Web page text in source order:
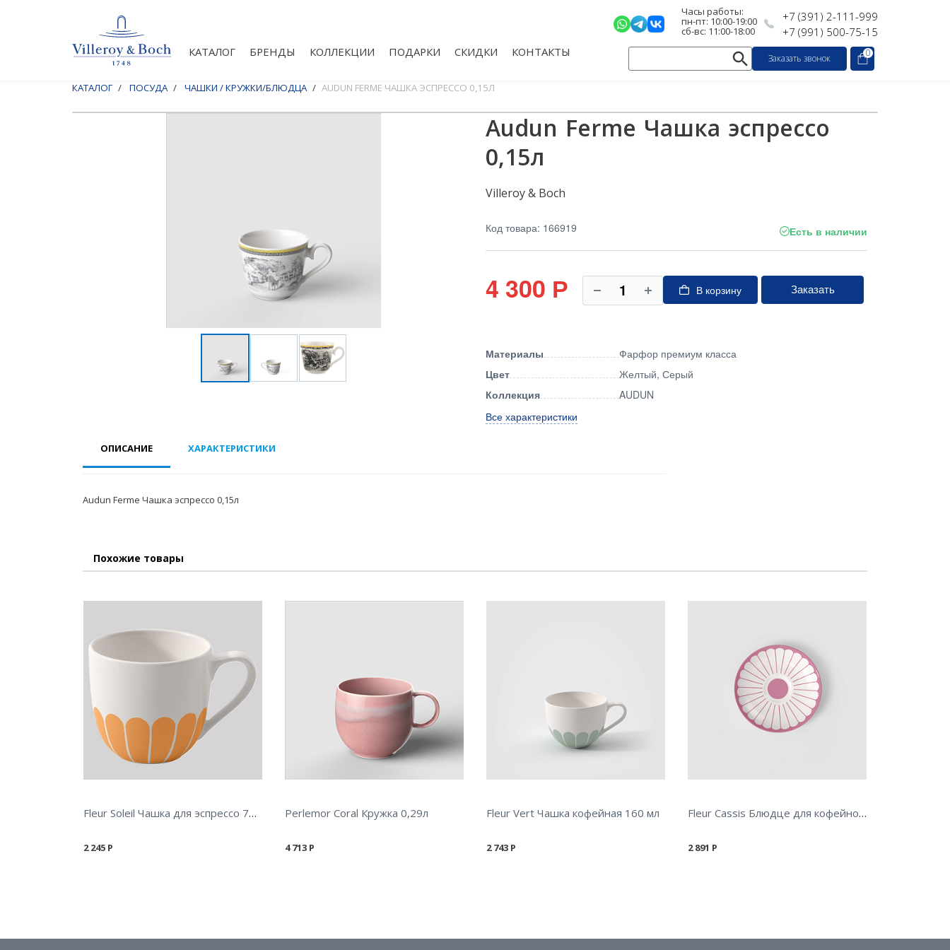
КАТАЛОГ БРЕНДЫ КОЛЛЕКЦИИ ПОДАРКИ СКИДКИ КОНТАКТЫ
Часы работы:
пн-пт: 10:00-19:00
сб-вс: 11:00-18:00
+7 (391) 2-111-999
+7 (991) 500-75-15
Заказать звонок 0
КАТАЛОГ ПОСУДА ЧАШКИ / КРУЖКИ/БЛЮДЦА AUDUN FERME ЧАШКА ЭСПРЕССО 0,15Л
Audun Ferme Чашка эспрессо
0,15л
Villeroy & Boch
Код товара: 166919 Есть в наличии
4 300 Р В корзину Заказать
Материалы
Фарфор премиум класса
Цвет
Желтый, Серый
Коллекция
AUDUN
Все характеристики
ОПИСАНИЕ ХАРАКТЕРИСТИКИ
Audun Ferme Чашка эспрессо 0,15л
Похожие товары
Fleur Soleil Чашка для эспрессо 70 мл
2 245 Р
Perlemor Coral Кружка 0,29л
4 713 Р
Fleur Vert Чашка кофейная 160 мл
2 743 Р
Fleur Cassis Блюдце для кофейной чашки 15 см
2 891 Р